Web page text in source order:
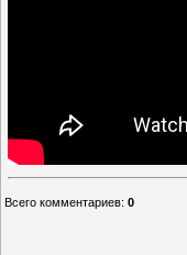
Всего комментариев: 0